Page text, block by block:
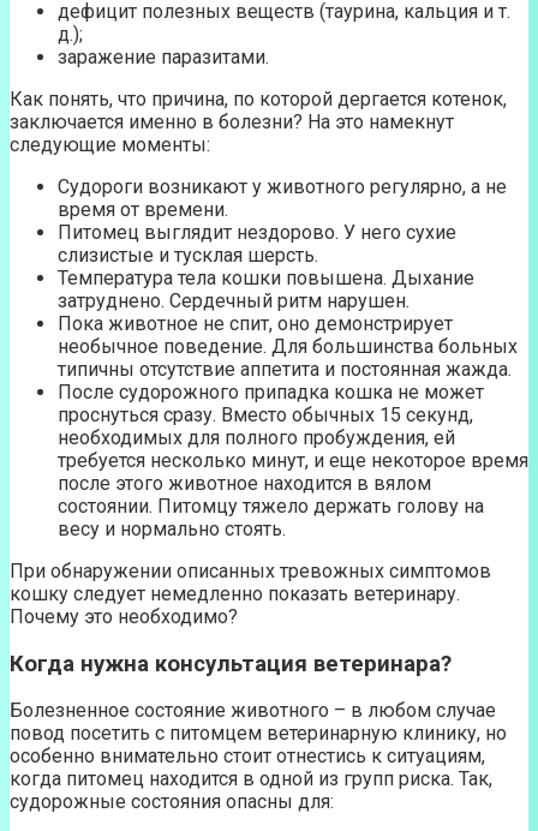
дефицит полезных веществ (таурина, кальция и т.
д.);
заражение паразитами.
Как понять, что причина, по которой дергается котенок,
заключается именно в болезни? На это намекнут
следующие моменты:
Судороги возникают у животного регулярно, а не
время от времени.
Питомец выглядит нездорово. У него сухие
слизистые и тусклая шерсть.
Температура тела кошки повышена. Дыхание
затруднено. Сердечный ритм нарушен.
Пока животное не спит, оно демонстрирует
необычное поведение. Для большинства больных
типичны отсутствие аппетита и постоянная жажда.
После судорожного припадка кошка не может
проснуться сразу. Вместо обычных 15 секунд,
необходимых для полного пробуждения, ей
требуется несколько минут, и еще некоторое время
после этого животное находится в вялом
состоянии. Питомцу тяжело держать голову на
весу и нормально стоять.
При обнаружении описанных тревожных симптомов
кошку следует немедленно показать ветеринару.
Почему это необходимо?
Когда нужна консультация ветеринара?
Болезненное состояние животного – в любом случае
повод посетить с питомцем ветеринарную клинику, но
особенно внимательно стоит отнестись к ситуациям,
когда питомец находится в одной из групп риска. Так,
судорожные состояния опасны для: